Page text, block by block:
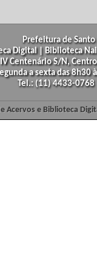
Prefeitura de
Digital | Biblioteca
IV Centenário S/N,
a sexta das
Tel.: (11) 4433-
Acervos e Biblioteca